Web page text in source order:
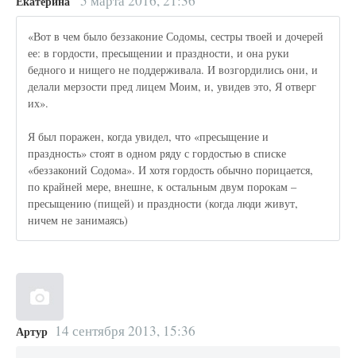
«Вот в чем было беззаконие Содомы, сестры твоей и дочерей
ее: в гордости, пресыщении и праздности, и она руки
бедного и нищего не поддерживала. И возгордились они, и
делали мерзости пред лицем Моим, и, увидев это, Я отверг
их».
Я был поражен, когда увидел, что «пресыщение и
праздность» стоят в одном ряду с гордостью в списке
«беззаконий Содома». И хотя гордость обычно порицается,
по крайней мере, внешне, к остальным двум порокам –
пресыщению (пищей) и праздности (когда люди живут,
ничем не занимаясь)
Артур 14 сентября 2013, 15:36